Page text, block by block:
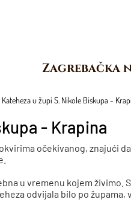
Zagrebačka
Kateheza u župi S. Nikole Biskupa -
- Krapina
očekivanog, znajući
u vremenu kojem
odvijala bilo po